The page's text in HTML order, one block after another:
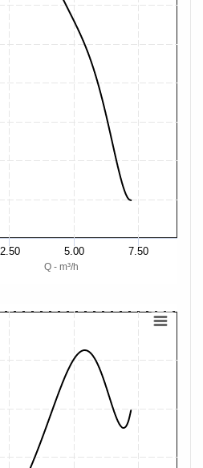
Q - m³/h
5.00
2.50 7.50